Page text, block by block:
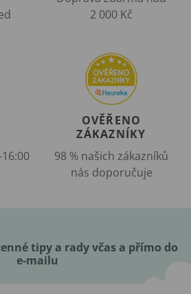
2 000 Kč
OVĚŘENO
ZÁKAZNÍKY
98 % našich zákazníků
nás doporučuje
tipy a rady včas a přímo do
e-mailu